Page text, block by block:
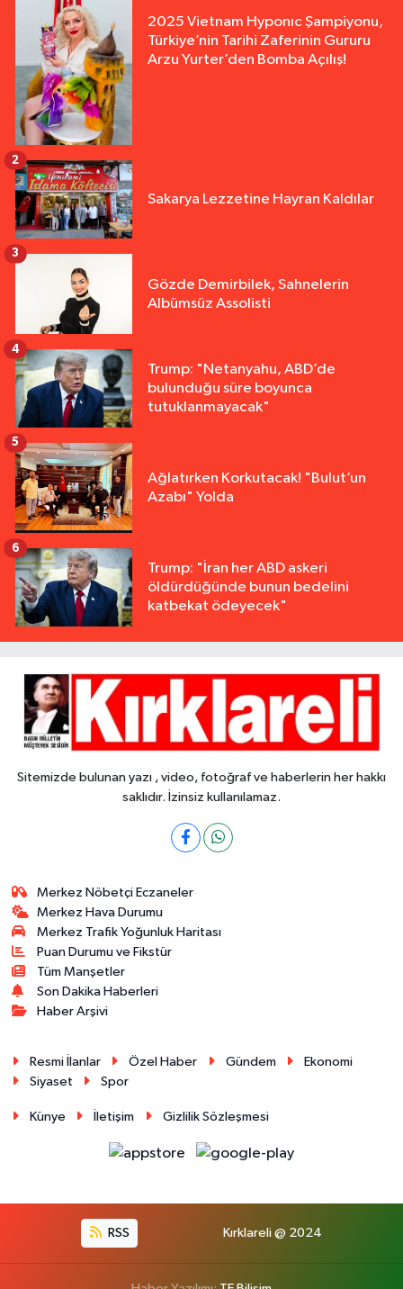
2025 Vietnam Hyponıc Şampiyonu,
Türkiye’nin Tarihi Zaferinin Gururu
Arzu Yurter’den Bomba Açılış!
Sakarya Lezzetine Hayran Kaldılar
2
Gözde Demirbilek, Sahnelerin
Albümsüz Assolisti
3
Trump: "Netanyahu, ABD’de
bulunduğu süre boyunca
tutuklanmayacak"
4
Ağlatırken Korkutacak! "Bulut’un
Azabı" Yolda
5
Trump: "İran her ABD askeri
öldürdüğünde bunun bedelini
katbekat ödeyecek"
6
Sitemizde bulunan yazı , video, fotoğraf ve haberlerin her hakkı
saklıdır. İzinsiz kullanılamaz.
Merkez Nöbetçi Eczaneler
Merkez Hava Durumu
Merkez Trafik Yoğunluk Haritası
Puan Durumu ve Fikstür
Tüm Manşetler
Son Dakika Haberleri
Haber Arşivi
Resmi İlanlar Özel Haber Gündem
Ekonomi
Siyaset
Spor
Künye İletişim Gizlilik Sözleşmesi
RSS Kırklareli @ 2024